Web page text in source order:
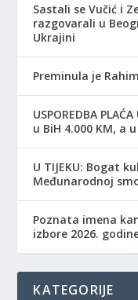
Sastali se Vučić i
razgovarali u
Ukrajini
Preminula je
USPOREDBA
u BiH 4.000 KM, a
​U TIJEKU: Bogat
Međunarodnoj
Poznata imena
izbore 2026.
KATEGORIJE